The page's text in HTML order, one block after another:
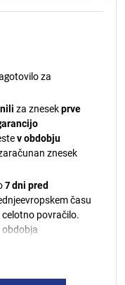
za
za znesekprve
v obdobju
znesek
7 dni pred
času
celotno povračilo.
obdobja
ni vračljiv.
si